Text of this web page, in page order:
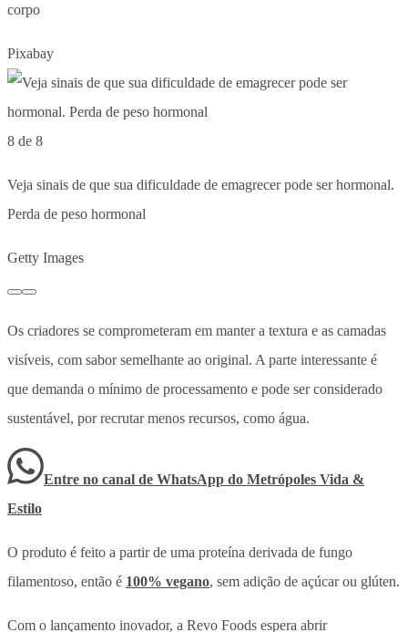
corpo
Pixabay
8 de 8
Veja sinais de que sua dificuldade de emagrecer pode ser hormonal.
Perda de peso hormonal
Getty Images
Os criadores se comprometeram em manter a textura e as camadas
visíveis, com sabor semelhante ao original. A parte interessante é
que demanda o mínimo de processamento e pode ser considerado
sustentável, por recrutar menos recursos, como água.
Entre no canal de WhatsApp do Metrópoles Vida &
Estilo
O produto é feito a partir de uma proteína derivada de fungo
filamentoso, então é 100% vegano, sem adição de açúcar ou glúten.
Com o lançamento inovador, a Revo Foods espera abrir